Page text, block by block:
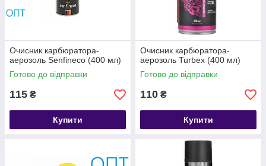
Очисник карбюратора-
аерозоль Senfineco (400 мл)
Готово до відправки
115 ₴
Купити
Очисник карбюратора-
аерозоль Turbex (400 мл)
Готово до відправки
110 ₴
Купити